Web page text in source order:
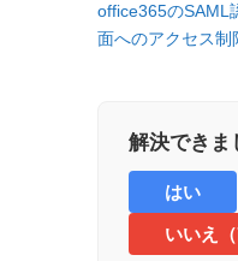
office365のSAML
面へのアクセス制
解決できま
はい
いいえ